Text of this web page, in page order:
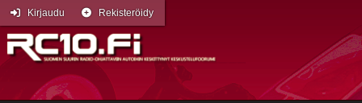
Kirjaudu Rekisteröidy